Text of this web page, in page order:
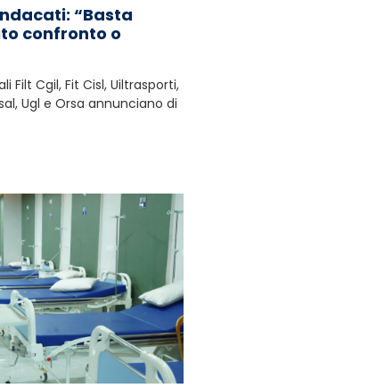
“Basta
confronto o
Filt Cgil, Fit Cisl, Uiltrasporti,
Ugl e Orsa annunciano di